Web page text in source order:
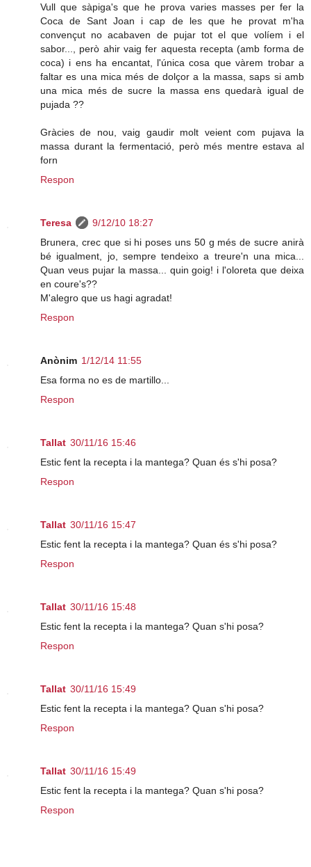
Vull que sàpiga's que he prova varies masses per fer la
Coca de Sant Joan i cap de les que he provat m'ha
convençut no acabaven de pujar tot el que volíem i el
sabor..., però ahir vaig fer aquesta recepta (amb forma de
coca) i ens ha encantat, l'única cosa que vàrem trobar a
faltar es una mica més de dolçor a la massa, saps si amb
una mica més de sucre la massa ens quedarà igual de
pujada ??
Gràcies de nou, vaig gaudir molt veient com pujava la
massa durant la fermentació, però més mentre estava al
forn
Respon
Teresa
9/12/10 18:27
Brunera, crec que si hi poses uns 50 g més de sucre anirà
bé igualment, jo, sempre tendeixo a treure'n una mica...
Quan veus pujar la massa... quin goig! i l'oloreta que deixa
en coure's??
M'alegro que us hagi agradat!
Respon
Anònim 1/12/14 11:55
Esa forma no es de martillo...
Respon
Tallat 30/11/16 15:46
Estic fent la recepta i la mantega? Quan és s'hi posa?
Respon
Tallat 30/11/16 15:47
Estic fent la recepta i la mantega? Quan és s'hi posa?
Respon
Tallat 30/11/16 15:48
Estic fent la recepta i la mantega? Quan s'hi posa?
Respon
Tallat 30/11/16 15:49
Estic fent la recepta i la mantega? Quan s'hi posa?
Respon
Tallat 30/11/16 15:49
Estic fent la recepta i la mantega? Quan s'hi posa?
Respon